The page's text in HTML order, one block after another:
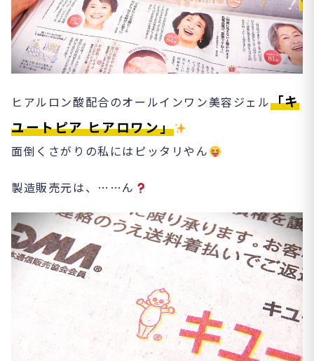
ヒアルロン酸配合のオールインワン美容ジェル「キ
ユートピア ヒアロワン」
面倒くさがりの私にはピッタリやん
製造販売元は、……ん